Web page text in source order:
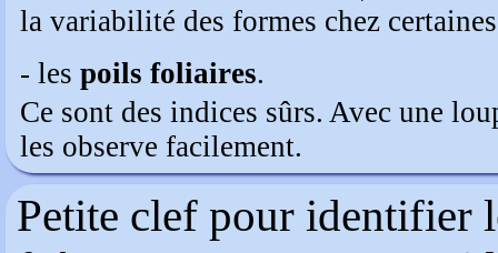
la variabilité des formes chez
- les poils foliaires.
Ce sont des indices sûrs. Avec une
les observe facilement.
Petite clef pour identifier